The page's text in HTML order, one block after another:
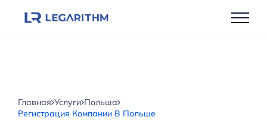
Главная Услуги Польша
Регистрация Компании В Польше